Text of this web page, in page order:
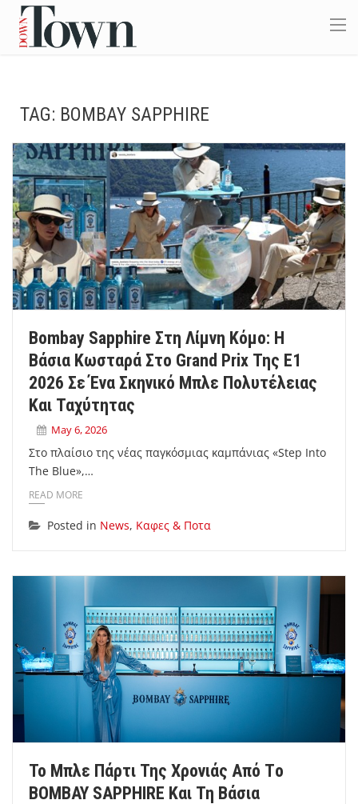
TAG: BOMBAY SAPPHIRE
Bombay Sapphire Στη Λίμνη Κόμο: Η
Βάσια Κωσταρά Στο Grand Prix Της E1
2026 Σε Ένα Σκηνικό Μπλε Πολυτέλειας
Και Ταχύτητας
May 6, 2026
Στο πλαίσιο της νέας παγκόσμιας καμπάνιας «Step Into
The Blue»,…
READ MORE
Posted in News, Καφες & Ποτα
Το Μπλε Πάρτι Της Χρονιάς Από Τo
BOMBAY SAPPHIRE Και Τη Βάσια